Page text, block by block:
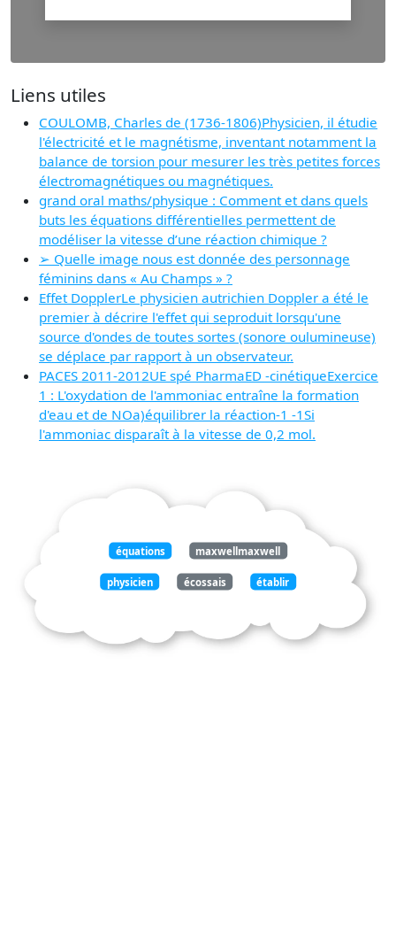
Liens utiles
COULOMB, Charles de (1736-1806)Physicien, il étudie
l'électricité et le magnétisme, inventant notamment la
balance de torsion pour mesurer les très petites forces
électromagnétiques ou magnétiques.
grand oral maths/physique : Comment et dans quels
buts les équations différentielles permettent de
modéliser la vitesse d’une réaction chimique ?
➢ Quelle image nous est donnée des personnage
féminins dans « Au Champs » ?
Effet DopplerLe physicien autrichien Doppler a été le
premier à décrire l'effet qui seproduit lorsqu'une
source d'ondes de toutes sortes (sonore oulumineuse)
se déplace par rapport à un observateur.
PACES 2011-2012UE spé PharmaED -cinétiqueExercice
1 : L'oxydation de l'ammoniac entraîne la formation
d'eau et de NOa)équilibrer la réaction-1 -1Si
l'ammoniac disparaît à la vitesse de 0,2 mol.
équations maxwellmaxwell
physicien écossais établir
aspects phénomène ilexistait